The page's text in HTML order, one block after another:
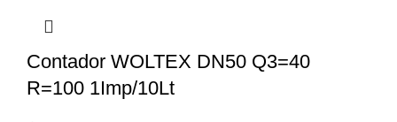
Contador WOLTEX DN50 Q3=40
R=100 1Imp/10Lt